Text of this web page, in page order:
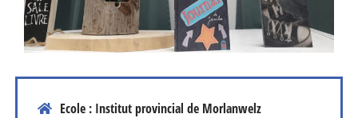
Ecole : Institut provincial de Morlanwelz